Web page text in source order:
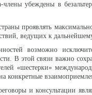
члены убеждены в
проявлять
ведущих к
возможно
В этой связи важно
«шестерки»
конкретные
и консультации